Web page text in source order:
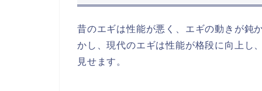
昔のエギは性能が悪く、エギの動きが鈍
かし、現代のエギは性能が格段に向上し
見せます。